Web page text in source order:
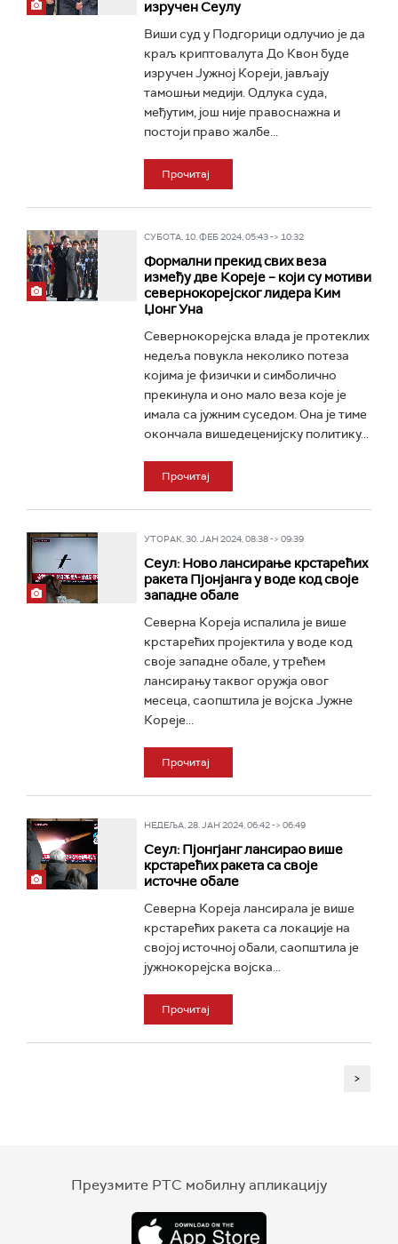
изручен Сеулу
Виши суд у Подгорици одлучио је да
краљ криптовалута До Квон буде
изручен Јужној Кореји, јављају
тамошњи медији. Одлука суда,
међутим, још није правоснажна и
постоји право жалбе...
Прочитај
СУБОТА, 10. ФЕБ 2024, 05:43 -> 10:32
Формални прекид свих веза
између две Кореје – који су мотиви
севернокорејског лидера Ким
Џонг Уна
Севернокорејска влада је протеклих
недеља повукла неколико потеза
којима је физички и симболично
прекинула и оно мало веза које је
имала са јужним суседом. Она је тиме
окончала вишедеценијску политику...
Прочитај
УТОРАК, 30. ЈАН 2024, 08:38 -> 09:39
Сеул: Ново лансирање крстарећих
ракета Пјонјанга у воде код своје
западне обале
Северна Кореја испалила је више
крстарећих пројектила у воде код
своје западне обале, у трећем
лансирању таквог оружја овог
месеца, саопштила је војска Јужне
Кореје...
Прочитај
НЕДЕЉА, 28. ЈАН 2024, 06:42 -> 06:49
Сеул: Пјонгјанг лансирао више
крстарећих ракета са своје
источне обале
Северна Кореја лансирала je више
крстарећих ракета са локације на
својој источној обали, саопштила је
јужнокорејска војска...
Прочитај
>
Преузмите РТС мобилну апликацију